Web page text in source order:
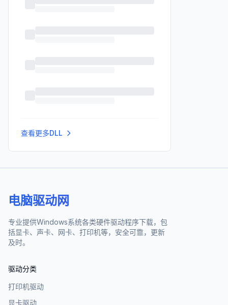
查看更多DLL
电脑驱动网
专业提供Windows系统各类硬件驱动程序下载，包
括显卡、声卡、网卡、打印机等，安全可靠，更新
及时。
驱动分类
打印机驱动
显卡驱动